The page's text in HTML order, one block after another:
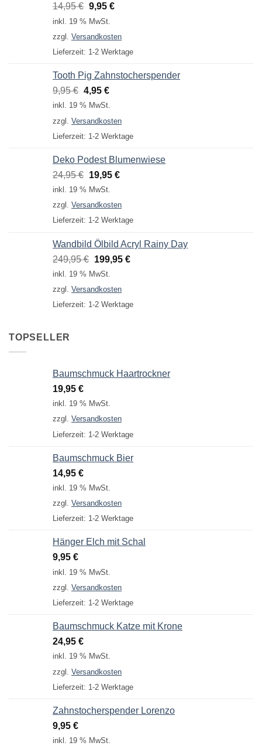
14,95€ Ursprünglicher
Preis
14,95 €
9,95 €Aktueller
9,95 €.
inkl. 19 % MwSt.
zzgl. Versandkosten
Lieferzeit: 1-2 Werktage
Tooth Pig Zahnstocherspender
9,95€ Ursprünglicher
Preis
9,95 €
4,95 €Aktueller
4,95 €.
inkl. 19 % MwSt.
zzgl. Versandkosten
Lieferzeit: 1-2 Werktage
Deko Podest Blumenwiese
24,95€ Ursprünglicher
Preis
24,95 €
19,95 €Aktueller
19,95 €.
inkl. 19 % MwSt.
zzgl. Versandkosten
Lieferzeit: 1-2 Werktage
Wandbild Ölbild Acryl Rainy Day
249,95€ Ursprünglicher
Preis
249,95 €
199,95 €Aktueller
inkl. 19 % MwSt.
zzgl. Versandkosten
Lieferzeit: 1-2 Werktage
TOPSELLER
Baumschmuck Haartrockner
19,95 €
inkl. 19 % MwSt.
zzgl. Versandkosten
Lieferzeit: 1-2 Werktage
Baumschmuck Bier
14,95 €
inkl. 19 % MwSt.
zzgl. Versandkosten
Lieferzeit: 1-2 Werktage
Hänger Elch mit Schal
9,95 €
inkl. 19 % MwSt.
zzgl. Versandkosten
Lieferzeit: 1-2 Werktage
Baumschmuck Katze mit Krone
24,95 €
inkl. 19 % MwSt.
zzgl. Versandkosten
Lieferzeit: 1-2 Werktage
Zahnstocherspender Lorenzo
9,95 €
inkl. 19 % MwSt.